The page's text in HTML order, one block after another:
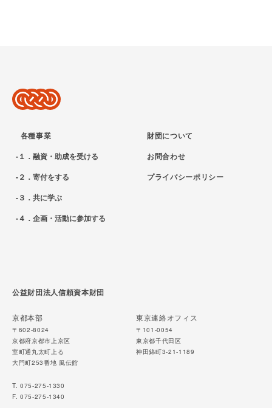
各種事業
１．融資・助成を受ける
２．寄付をする
３．共に学ぶ
４．企画・活動に参加する
財団について
お問合わせ
プライバシーポリシー
公益財団法人信頼資本財団
京都本部
〒602-8024
京都府京都市上京区
室町通丸太町上る
大門町253番地 風伝館
T. 075-275-1330
F. 075-275-1340
東京連絡オフィス
〒101-0054
東京都千代田区
神田錦町3-21-1189